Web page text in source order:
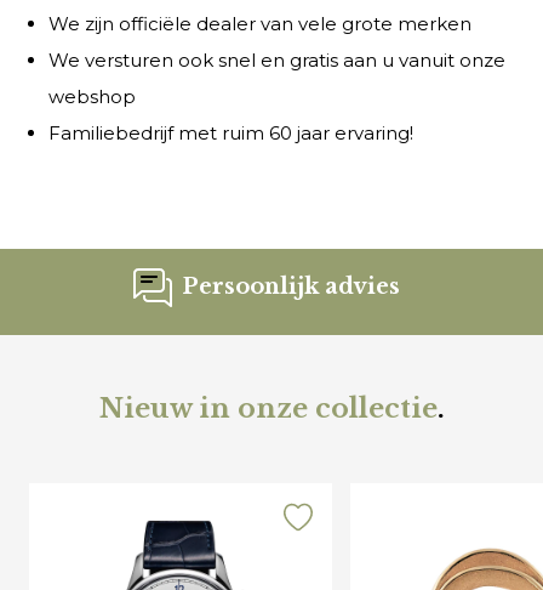
We zijn officiële dealer van vele grote merken
We versturen ook snel en gratis aan u vanuit onze
webshop
Familiebedrijf met ruim 60 jaar ervaring!
Persoonlijk advies
Nieuw in onze collectie.